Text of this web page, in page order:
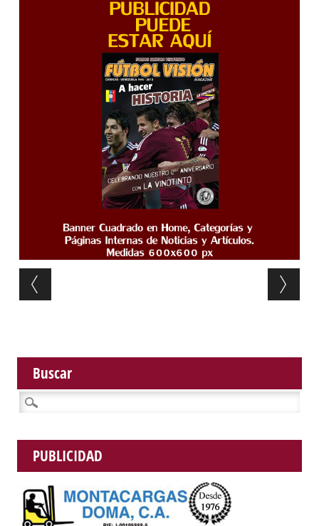
Post navigation
Buscar
Buscar:
PUBLICIDAD